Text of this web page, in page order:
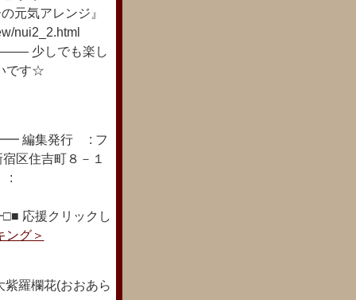
元気アレンジ』
nui2_2.html
しでも楽し
です☆
集発行 : フ
住吉町８－１
:
クリックし
ング＞
羅欄花(おおあら